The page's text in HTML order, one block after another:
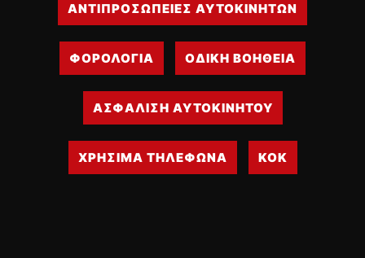
ΑΝΤΙΠΡΟΣΩΠΕΙΕΣ ΑΥΤΟΚΙΝΗΤΩΝ
ΦΟΡΟΛΟΓΙΑ ΟΔΙΚΗ ΒΟΗΘΕΙΑ
ΑΣΦΑΛΙΣΗ ΑΥΤΟΚΙΝΗΤΟΥ
ΧΡΗΣΙΜΑ ΤΗΛΕΦΩΝΑ ΚΟΚ